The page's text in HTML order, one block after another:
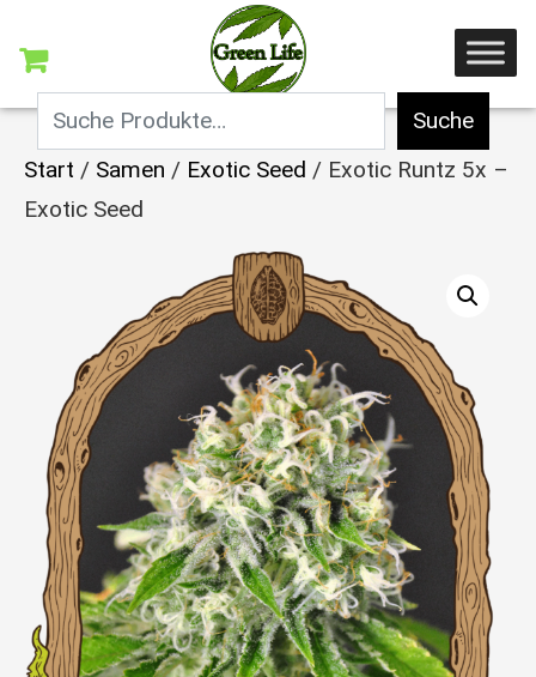
Suche
Start / Samen / Exotic Seed / Exotic Runtz 5x –
Exotic Seed